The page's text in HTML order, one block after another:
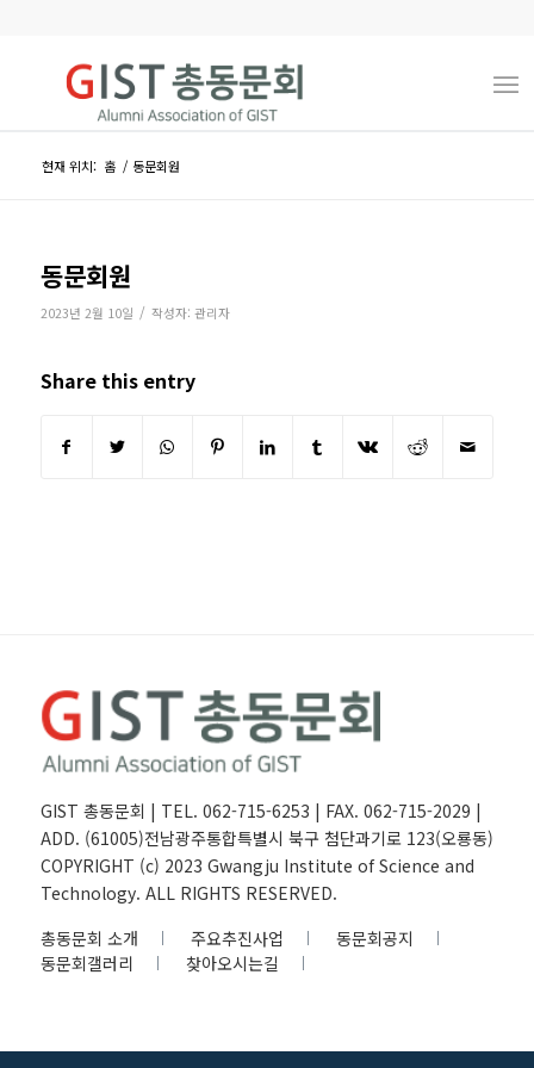
현재 위치: 홈 / 동문회원
동문회원
2023년 2월 10일 / 작성자: 관리자
Share this entry
GIST 총동문회 | TEL. 062-715-6253 | FAX. 062-715-2029 |
ADD. (61005)전남광주통합특별시 북구 첨단과기로 123(오룡동)
COPYRIGHT (c) 2023 Gwangju Institute of Science and
Technology. ALL RIGHTS RESERVED.
총동문회 소개
주요추진사업
동문회공지
동문회갤러리
찾아오시는길